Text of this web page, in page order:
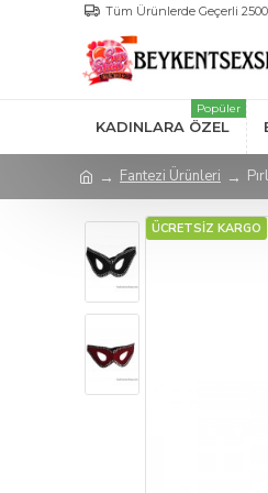
Tüm Ürünlerde Geçerli
KADINLARA ÖZEL
Popüler
Fantezi Ürünleri
ÜCRETSİZ KARGO